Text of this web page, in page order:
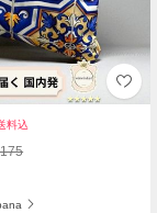
料込